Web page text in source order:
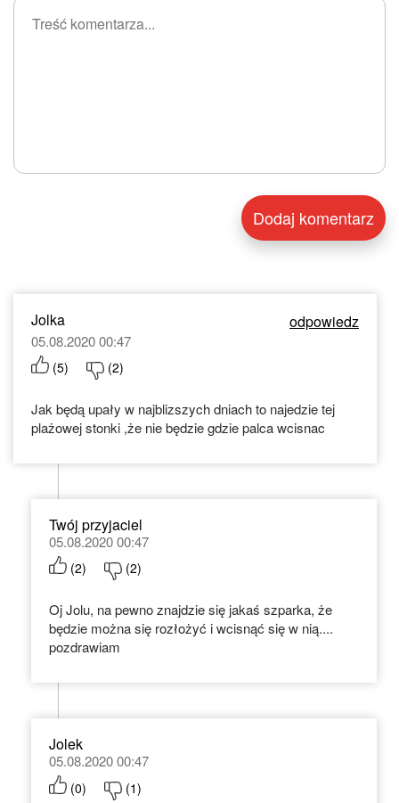
Jolka odpowiedz
05.08.2020 00:47
(5) (2)
Jak będą upały w najblizszych dniach to najedzie tej
plażowej stonki ,że nie będzie gdzie palca wcisnac
Twój przyjaciel
05.08.2020 00:47
(2) (2)
Oj Jolu, na pewno znajdzie się jakaś szparka, że
będzie można się rozłożyć i wcisnąć się w nią....
pozdrawiam
Jolek
05.08.2020 00:47
(0) (1)